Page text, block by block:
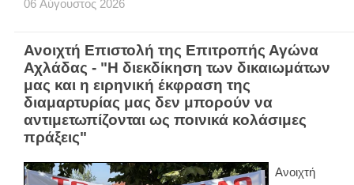
06 Αύγουστος 2026
Ανοιχτή Επιστολή της Επιτροπής Αγώνα
Αχλάδας - "Η διεκδίκηση των δικαιωμάτων
μας και η ειρηνική έκφραση της
διαμαρτυρίας μας δεν μπορούν να
αντιμετωπίζονται ως ποινικά κολάσιμες
πράξεις"
Ανοιχτή